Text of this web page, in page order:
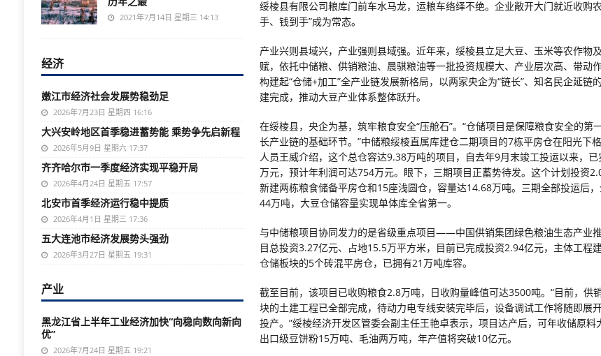
绥棱县有限公司粮库门前车水马龙，运粮车络绎不绝。企业敞开大门就近收购
手、钱到手”成为常态。
产业兴则县域兴，产业强则县域强。近年来，绥棱县立足大豆、玉米等农作物
赋，依托中储粮、供销粮油、晨骐粮油等一批投资规模大、产业层次高、带动
构建起“仓储+加工”全产业链发展新格局，以两家央企为“链长”、知名民企延链
建完成，推动大豆产业体系整体跃升。
在绥棱县，央企为基，筑牢粮食安全“压舱石”。“仓储项目是保障粮食安全的第
长产业链的基础环节。”中储粮绥棱直属库建仓二期项目的7栋平房仓在阳光下
人员王威介绍，这个总仓容达9.38万吨的项目，自去年9月末竣工投运以来，
万元，预计年利润可达754万元。眼下，三期项目正蓄势待发。这个计划投资
新建两栋粮食储备平房仓和15座浅圆仓，容量达14.68万吨。三期全部投运后
44万吨，大豆仓储容量实现单体库全省第一。
与中储粮项目协同发力的是省级重点项目——中国供销集团绿色粮油生态产业
目总投资3.27亿元、占地15.5万平方米，目前已完成投资2.94亿元，主体工程
仓储板块的5个砖混平房仓，已拥有21万吨库容。
截至目前，该项目已收购粮食2.8万吨，日收购量峰值可达3500吨。“目前，供
块的土建工程已全部完成，待动力电专线安装完毕后，设备调试工作将随即展
投产。”绥棱经济开发区管委会副主任王艳卓表示，项目达产后，可年收储原料
出口级豆饼粉15万吨、毛油两万吨，年产值将突破10亿元。
2021年7月14日 星期三 14:13
经济
嫩江市经济社会发展势稳劲足
2026年7月23日 星期四 16:16
大兴安岭地区首季稳进蓄势能 乘势争先启新程
2026年5月9日 星期六 17:37
齐齐哈尔市一季度经济实现平稳开局
2026年4月24日 星期五 17:57
北安市首季经济运行稳中提质
2026年4月1日 星期三 17:36
五大连池市经济发展势头强劲
2026年3月27日 星期五 19:31
产业
黑龙江省上半年工业经济加快“向稳向数向新向
优”
2026年7月24日 星期五 19:21